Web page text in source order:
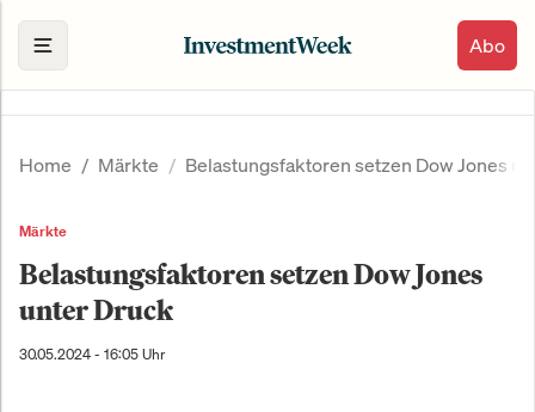
Abo
Home Märkte Belastungsfaktoren setzen Dow Jones
Märkte
Belastungsfaktoren setzen Dow Jones
unter Druck
30.05.2024 - 16:05 Uhr